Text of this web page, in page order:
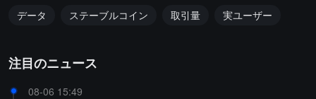
データ ステーブルコイン 取引量 実ユーザー
注目のニュース
08-06 15:49